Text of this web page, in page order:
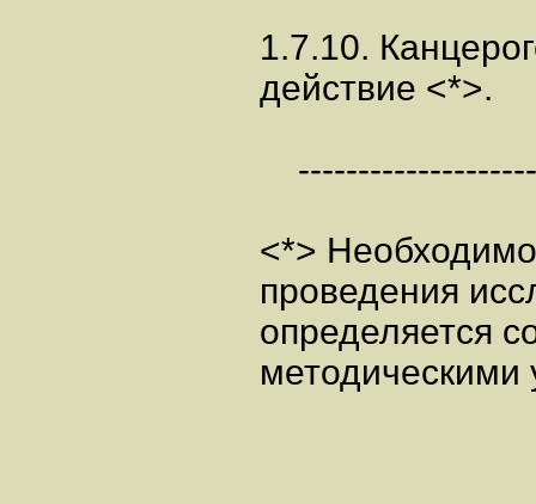
1.7.10.
действие <*>.
<*>
проведения
определяется
методическими